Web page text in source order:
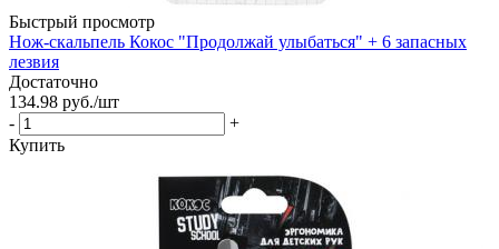
Быстрый просмотр
Нож-скальпель Кокос "Продолжай улыбаться" + 6 запасных
лезвия
Достаточно
134.98 руб./шт
-
+
Купить